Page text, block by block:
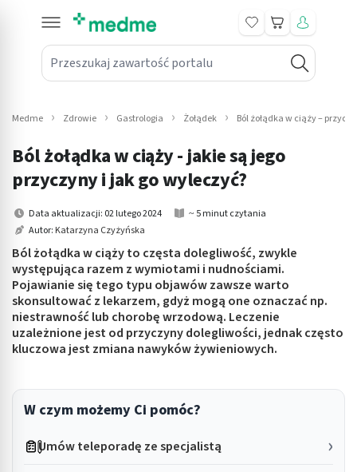
Przeszukaj zawartość portalu
Koszyk
submenu: Leki na receptę
submenu: Mama i dziecko
submenu: Kosmetyki
submenu: Higiena
submenu: Sprzęt medyczny
submenu: Intymne
submenu: Wellness
Medme Zdrowie Gastrologia Żołądek Ból żołądka w ciąży –
Ból żołądka w ciąży - jakie są jego
przyczyny i jak go wyleczyć?
Data aktualizacji: 02 lutego 2024
~ 5 minut czytania
Autor: Katarzyna Czyżyńska
Ból żołądka w ciąży to częsta dolegliwość, zwykle
występująca razem z wymiotami i nudnościami.
Pojawianie się tego typu objawów zawsze warto
skonsultować z lekarzem, gdyż mogą one oznaczać np.
niestrawność lub chorobę wrzodową. Leczenie
uzależnione jest od przyczyny dolegliwości, jednak często
kluczowa jest zmiana nawyków żywieniowych.
W czym możemy Ci pomóc?
Umów teleporadę ze specjalistą